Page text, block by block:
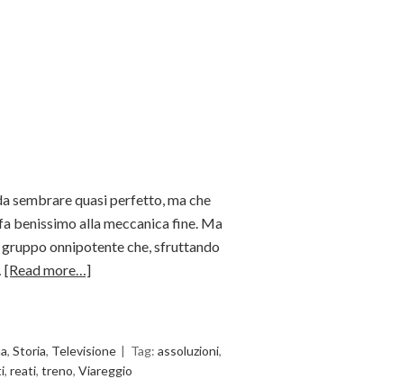
sembrare quasi perfetto, ma che
benissimo alla meccanica fine. Ma
onnipotente che, sfruttando
[Read more…]
, Storia, Televisione Tag: assoluzioni,
, reati, treno, Viareggio